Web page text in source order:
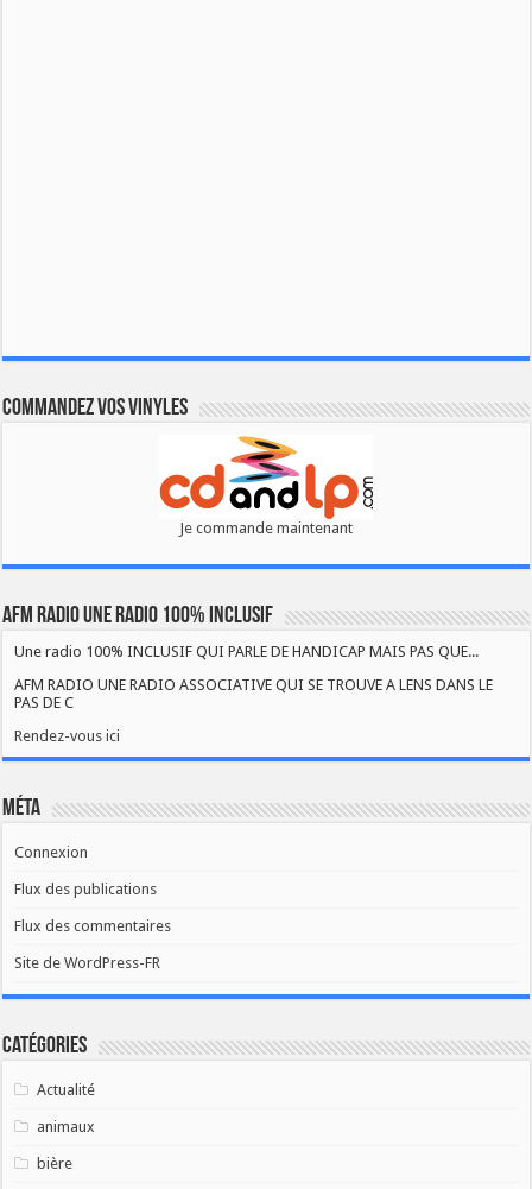
Commandez vos vinyles
Je commande maintenant
AFM RADIO UNE RADIO 100% INCLUSIF
Une radio 100% INCLUSIF QUI PARLE DE HANDICAP MAIS PAS QUE...
AFM RADIO UNE RADIO ASSOCIATIVE QUI SE TROUVE A LENS DANS LE
PAS DE C
Rendez-vous ici
Méta
Connexion
Flux des publications
Flux des commentaires
Site de WordPress-FR
Catégories
Actualité
animaux
bière